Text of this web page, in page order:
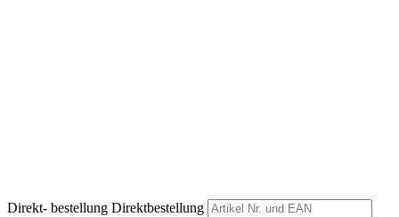
Direkt- bestellung Direktbestellung